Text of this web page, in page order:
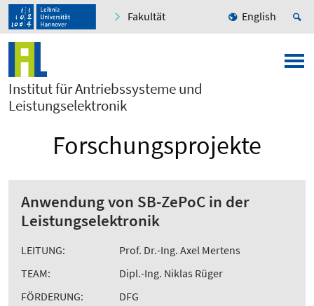
Fakultät English
Institut für Antriebssysteme und
Leistungselektronik
Forschungsprojekte
Anwendung von SB-ZePoC in der
Leistungselektronik
LEITUNG:
Prof. Dr.-Ing. Axel Mertens
TEAM:
Dipl.-Ing. Niklas Rüger
FÖRDERUNG:
DFG